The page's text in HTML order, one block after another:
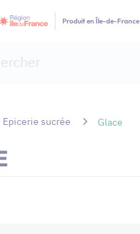
Produit en Île-de-France
Epicerie sucrée Glace